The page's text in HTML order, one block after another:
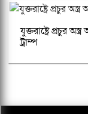
যুক্তরাষ্ট্রে প্রচুর
ট্রাম্প